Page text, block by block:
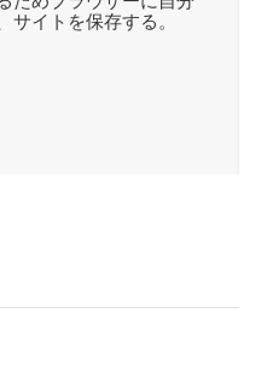
サイトを保存する。